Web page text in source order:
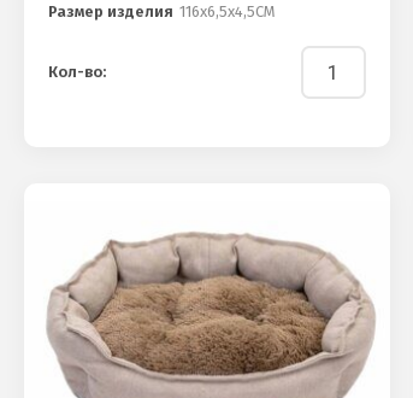
Размер изделия 116х6,5х4,5СМ
Кол-во: